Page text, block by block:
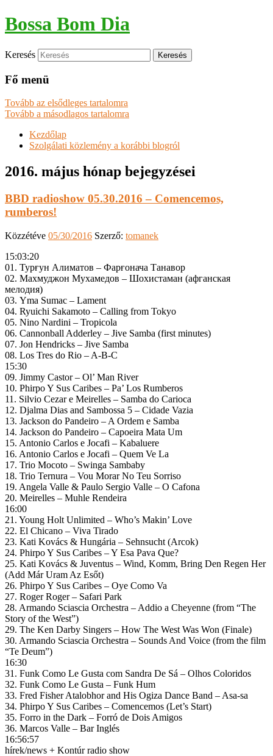
Bossa Bom Dia
Keresés
Fő menü
Tovább az elsődleges tartalomra
Tovább a másodlagos tartalomra
Kezdőlap
Szolgálati közlemény a korábbi blogról
2016. május hónap bejegyzései
BBD radioshow 05.30.2016 – Comencemos,
rumberos!
Közzétéve 05/30/2016 Szerző: tomanek
15:03:20
01. Турғун Алиматов – Фарғонача Танавор
02. Махмуджон Мухамедов – Шохистаман (афганская
мелодия)
03. Yma Sumac – Lament
04. Ryuichi Sakamoto – Calling from Tokyo
05. Nino Nardini – Tropicola
06. Cannonball Adderley – Jive Samba (first minutes)
07. Jon Hendricks – Jive Samba
08. Los Tres do Rio – A-B-C
15:30
09. Jimmy Castor – Ol’ Man River
10. Phirpo Y Sus Caribes – Pa’ Los Rumberos
11. Silvio Cezar e Meirelles – Samba do Carioca
12. Djalma Dias and Sambossa 5 – Cidade Vazia
13. Jackson do Pandeiro – A Ordem e Samba
14. Jackson do Pandeiro – Capoeira Mata Um
15. Antonio Carlos e Jocafi – Kabaluere
16. Antonio Carlos e Jocafi – Quem Ve La
17. Trio Mocoto – Swinga Sambaby
18. Trio Ternura – Vou Morar No Teu Sorriso
19. Angela Valle & Paulo Sergio Valle – O Cafona
20. Meirelles – Muhle Rendeira
16:00
21. Young Holt Unlimited – Who’s Makin’ Love
22. El Chicano – Viva Tirado
23. Kati Kovács & Hungária – Sehnsucht (Arcok)
24. Phirpo Y Sus Caribes – Y Esa Pava Que?
25. Kati Kovács & Juventus – Wind, Komm, Bring Den Regen Her
(Add Már Uram Az Esőt)
26. Phirpo Y Sus Caribes – Oye Como Va
27. Roger Roger – Safari Park
28. Armando Sciascia Orchestra – Addio a Cheyenne (from “The
Story of the West”)
29. The Ken Darby Singers – How The West Was Won (Finale)
30. Armando Sciascia Orchestra – Sounds And Voice (from the film
“Te Deum”)
16:30
31. Funk Como Le Gusta com Sandra De Sá – Olhos Coloridos
32. Funk Como Le Gusta – Funk Hum
33. Fred Fisher Atalobhor and His Ogiza Dance Band – Asa-sa
34. Phirpo Y Sus Caribes – Comencemos (Let’s Start)
35. Forro in the Dark – Forró de Dois Amigos
36. Marcos Valle – Bar Inglés
16:56:57
hírek/news + Kontúr radio show